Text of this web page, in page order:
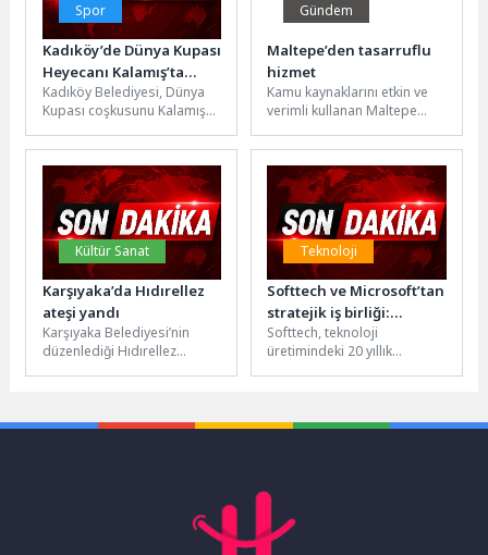
Spor
Kadıköy’de Dünya Kupası
Heyecanı Kalamış’ta
Yaşanacak
Kadıköy Belediyesi, Dünya
Kupası coşkusunu Kalamış
Haziran–19 Temmuz
tarihleri arasında 39...
Gündem
Maltepe’den tasarruflu
hizmet
Kamu kaynaklarını etkin ve
verimli kullanan Maltepe
kırılan ya da eskiyen
malzemeleri...
Kültür Sanat
Karşıyaka’da Hıdırellez
ateşi yandı
Karşıyaka Belediyesi’nin
düzenlediği Hıdırellez
Kışlalı...
Teknoloji
Softtech ve Microsoft’tan
stratejik iş birliği:
Kurumların yapay zekâ
ve dijital dönüşüm
yolculuğuna uçtan uca
Softtech, teknoloji
üretimindeki 20 yıllık
getirerek kurumların yapay...